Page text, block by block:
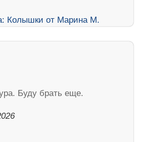
Буду брать еще.